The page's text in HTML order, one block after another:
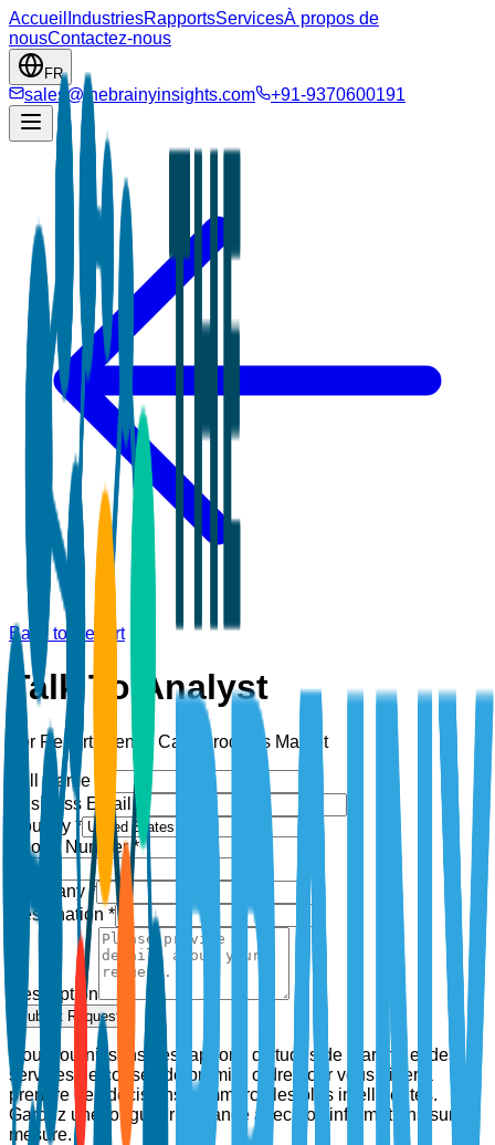
Accueil IndustriesRapportsServicesÀ propos de
nousContactez-nous
FR
sales@thebrainyinsights.com +91-9370600191
Back to Report
Talk To Analyst
For Report: Dental Care Products Market
Full Name *
Business Email *
Country *
Phone Number *
Company *
Designation *
Description
Submit Request
Nous fournissons des rapports d'études de marché et des
services de conseil de premier ordre pour vous aider à
prendre des décisions commerciales plus intelligentes.
Gardez une longueur d'avance avec nos informations sur
mesure.